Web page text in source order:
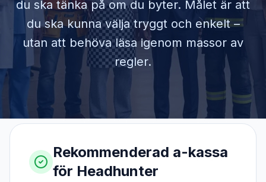
du ska tänka på om du byter. Målet är att
du ska kunna välja tryggt och enkelt –
utan att behöva läsa igenom massor av
regler.
Rekommenderad a-kassa
för Headhunter